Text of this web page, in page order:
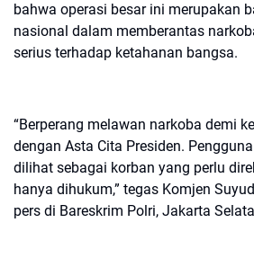
bahwa operasi besar ini merupakan
nasional dalam memberantas
serius terhadap ketahanan bangsa.
“Berperang melawan narkoba demi
dengan Asta Cita Presiden.
dilihat sebagai korban yang perlu
hanya dihukum,” tegas Komjen
pers di Bareskrim Polri, Jakarta